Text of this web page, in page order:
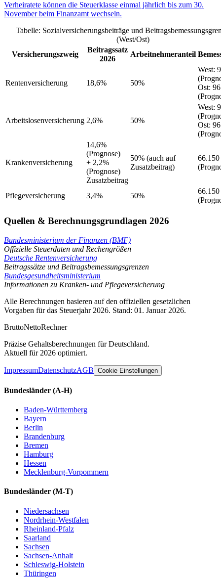
Verheiratete können die Steuerklasse einmal jährlich bis zum 30.
November beim Finanzamt wechseln.
Tabelle: Sozialversicherungsbeiträge und
(West/Ost)
Versicherungszweig
Beitragssatz
2026
Arbeitnehmeranteil
Rentenversicherung 18,6% 50%
West:
Ost:
Arbeitslosenversicherung 2,6% 50%
West:
Ost:
Krankenversicherung
14,6%
(Prognose)
+ 2,2%
(Prognose)
Zusatzbeitrag
50% (auch auf
Zusatzbeitrag)
66.150
Pflegeversicherung 3,4% 50%
66.150
Quellen & Berechnungsgrundlagen 2026
Bundesministerium der Finanzen (BMF)
Offizielle Steuerdaten und Rechengrößen
Deutsche Rentenversicherung
Beitragssätze und Beitragsbemessungsgrenzen
Bundesgesundheitsministerium
Informationen zu Kranken- und Pflegeversicherung
Alle Berechnungen basieren auf den offiziellen gesetzlichen
Vorgaben für das Steuerjahr 2026. Stand: 01. Januar 2026.
BruttoNettoRechner
Präzise Gehaltsberechnungen für Deutschland.
Aktuell für 2026 optimiert.
ImpressumDatenschutzAGB Cookie Einstellungen
Bundesländer (A-H)
Baden-Württemberg
Bayern
Berlin
Brandenburg
Bremen
Hamburg
Hessen
Mecklenburg-Vorpommern
Bundesländer (M-T)
Niedersachsen
Nordrhein-Westfalen
Rheinland-Pfalz
Saarland
Sachsen
Sachsen-Anhalt
Schleswig-Holstein
Thüringen